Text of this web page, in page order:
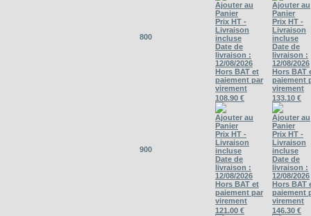
800
Ajouter au
Panier
Prix HT -
Livraison
incluse
Date de
livraison :
12/08/2026
Hors BAT et
paiement par
virement
Ajouter au
Panier
Prix HT -
Livraison
incluse
Date de
livraison :
12/08/2026
Hors BAT
paiement
virement
900
108.90 €
Ajouter au
Panier
Prix HT -
Livraison
incluse
Date de
livraison :
12/08/2026
Hors BAT et
paiement par
virement
133.10 €
Ajouter au
Panier
Prix HT -
Livraison
incluse
Date de
livraison :
12/08/2026
Hors BAT
paiement
virement
121.00 € 146.30 €